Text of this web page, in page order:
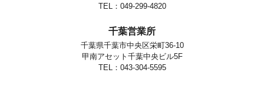
TEL：049-299-4820
千葉営業所
千葉県千葉市中央区栄町36-10
甲南アセット千葉中央ビル5F
TEL：043-304-5595